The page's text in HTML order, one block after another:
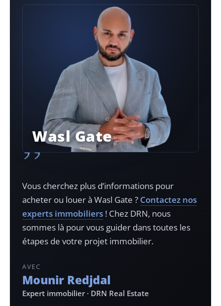
Wasl Gate
”
Vous cherchez plus d’informations pour
acheter ou louer à Wasl Gate ? Contactez nos
experts immobiliers ! Chez DRN, nous
sommes là pour vous guider dans toutes les
étapes de votre projet immobilier.
AVEC
Mounir Redjdal
Expert immobilier · DRN Real Estate